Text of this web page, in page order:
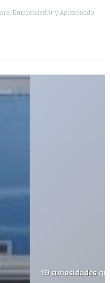
Emprendedor y Apasionado
desconocías